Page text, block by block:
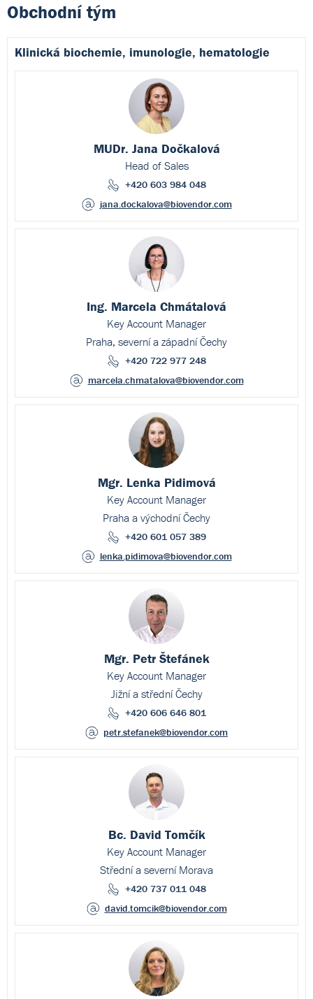
Obchodní tým
Klinická biochemie, imunologie, hematologie
MUDr. Jana Dočkalová
Head of Sales
+420 603 984 048
jana.dockalova@biovendor.com
Ing. Marcela Chmátalová
Key Account Manager
Praha, severní a západní Čechy
+420 722 977 248
marcela.chmatalova@biovendor.com
Mgr. Lenka Pidimová
Key Account Manager
Praha a východní Čechy
+420 601 057 389
lenka.pidimova@biovendor.com
Mgr. Petr Štefánek
Key Account Manager
Jižní a střední Čechy
+420 606 646 801
petr.stefanek@biovendor.com
Bc. David Tomčík
Key Account Manager
Střední a severní Morava
+420 737 011 048
david.tomcik@biovendor.com